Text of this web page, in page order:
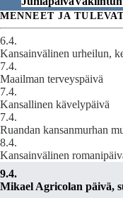
MENNEET JA
6.4.
Kansainvälinen urheilun,
7.4.
Maailman terveyspäivä
7.4.
Kansallinen kävelypäivä
7.4.
Ruandan kansanmurhan
8.4.
Kansainvälinen
9.4.
Mikael Agricolan päivä,